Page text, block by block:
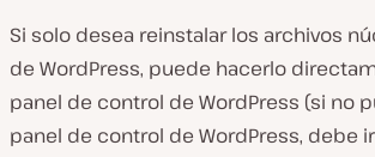
Si solo desea reinstalar los archivos
de WordPress, puede hacerlo
panel de control de WordPress (si no
panel de control de WordPress, debe